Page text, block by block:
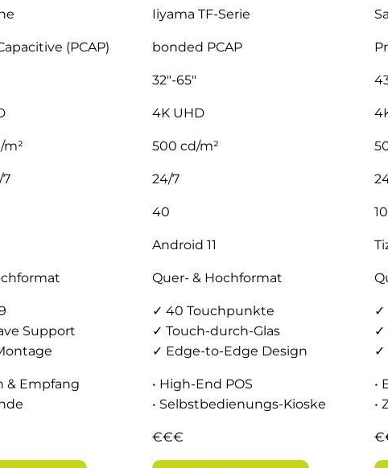
Iiyama TF-Serie
(PCAP) bonded PCAP
32″-65″
4K UHD
m² 500 cd/m²
7 24/7
40 10
Android 11
Quer- & Hochformat
Support
✓ 40 Touchpunkte
✓ Touch-durch-Glas
✓ Edge-to-Edge Design
✓
✓
✓
& Empfang
• High-End POS
• Selbstbedienungs-Kioske
•
•
€€€